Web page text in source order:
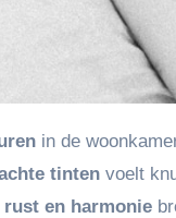
in de
tinten voelt
rust en harmonie